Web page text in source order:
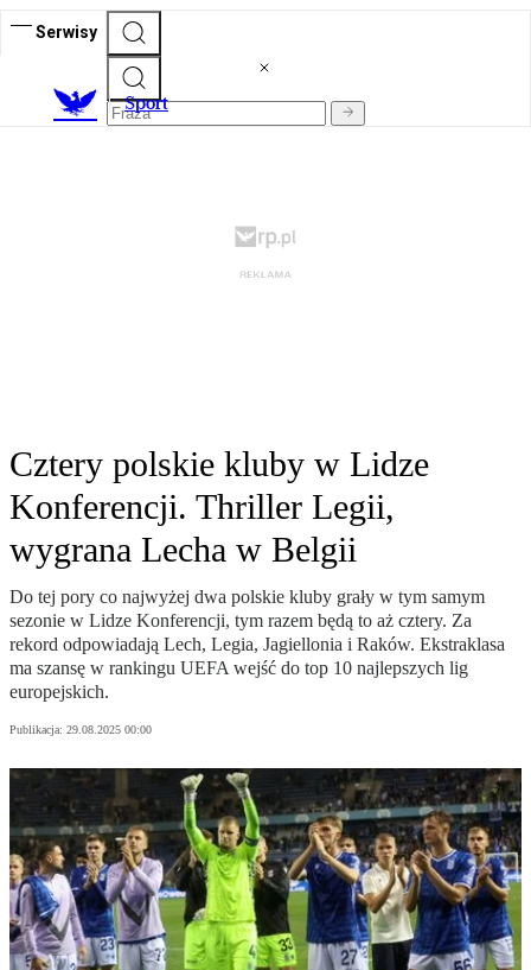
Serwisy
Sport
Cztery polskie kluby w Lidze
Konferencji. Thriller Legii,
wygrana Lecha w Belgii
Do tej pory co najwyżej dwa polskie kluby grały w tym samym
sezonie w Lidze Konferencji, tym razem będą to aż cztery. Za
rekord odpowiadają Lech, Legia, Jagiellonia i Raków. Ekstraklasa
ma szansę w rankingu UEFA wejść do top 10 najlepszych lig
europejskich.
Publikacja: 29.08.2025 00:00